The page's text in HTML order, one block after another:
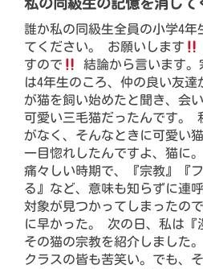
私の同級生の記憶を消して
誰か私の同級生全員の小学4年
てください。 お願いします
すので
結論から言います
は4年生のころ、仲の良い友
が猫を飼い始めたと聞き、会
可愛い三毛猫だったんです。
がなく、そんなときに可愛い
一目惚れしたんですよ、猫に
痛々しい時期で、『宗教』『
る』など、意味も知らずに連
対象が見つかってしまったの
に早かった。 次の日、私は『
その猫の宗教を紹介しました
クラスの皆も苦笑い。でも、